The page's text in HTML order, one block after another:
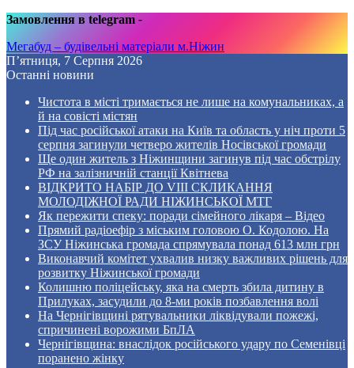
Замовлення в telegram -
Мегабуд – будівельні матеріали м.Ніжин
П’ятниця, 7 Серпня 2026
Останні новини
Чистота в місті тримається не лише на комунальниках, а
й на совісті містян
Під час російської атаки на Київ та область у ніч проти 5
серпня загинули четверо жителів Носівської громади
Ще один житель з Ніжинщини загинув під час обстрілу
РФ на залізничній станції Квітнева
ВІДКРИТО НАБІР ДО VIII СКЛИКАННЯ
МОЛОДІЖНОЇ РАДИ НІЖИНСЬКОЇ МТГ
Як пережити спеку: поради сімейного лікаря – Відео
Прямий радіоефір з міським головою О. Кодолою. На
ЗСУ Ніжинська громада спрямувала понад 613 млн грн
Виконавчий комітет ухвалив низку важливих рішень для
розвитку Ніжинської громади
Колишню поліцейську, яка на смерть збила дитину в
Прилуках, засудили до 8-ми років позбавлення волі
На Чернігівщині рятувальники ліквідували пожежі,
спричинені ворожими БпЛА
Чернігівщина: внаслідок російського удару по Семенівці
поранено жінку